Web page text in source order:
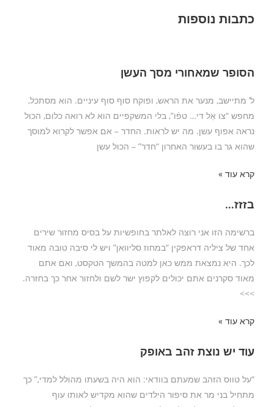
כתבות נוספות
הסופר שמאחורי מסך העשן
ל’ מתיישב, מנער את הראש, ופוקח סוף סוף עיניים. הוא מסתכל,
מחפש “צו אַל די… טפֿו”, בלי המשקפיים הוא לא רואה כלום, הכול
נראה אפוף עשן. מה יש לראות. החדר – אם אפשר לקרוא למוסך
שהוא גר בו בעשור האחרון “חדר” – הכול עשן
קרא עוד »
בזזז…
ברשימה הזו אני רוצה לאלתר בחופשיות על בסיס מחזור שירים
אחד של ציליה דראפקין “במחוז סליוואן” ויש לי סיבה טובה מאוד
לכך. היא נמצאת ממש כאן למטה בהמשך הטקסט, ואם אתם
מאוד סקרנים אתם יכולים לקפוץ ישר לשם ולחזור אחר כך בחזרה.
>>>
קרא עוד »
עוד יש נוצת זהב באופק
“על טווס הזהב שמעתם בוודאי: הוא היה בשעתו מהולל למדי,” כך
מתחיל בני מר את סיפור הילדים שהוא מקדיש לאותו עוף